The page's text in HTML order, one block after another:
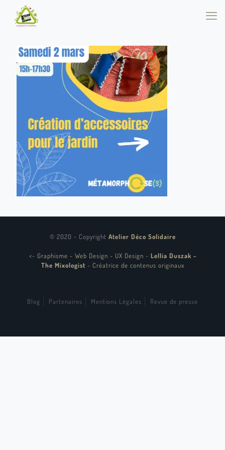
© 2020 - Copyright Atelier Déco Solidaire
<- Graphisme - Web Design - UX Design - Lellia Duszak -
The Mixologist - Créatrice de contenus originaux
Blog Partenaires Mentions Légales Revue de presse